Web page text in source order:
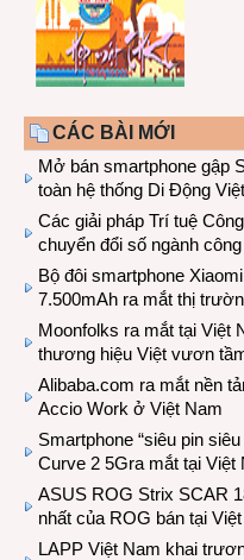
CÁC BÀI MỚI
Mở bán smartphone gập
toàn hệ thống Di Động Việt
Các giải pháp Trí tuệ
chuyển đổi số ngành
Bộ đôi smartphone
7.500mAh ra mắt thị
Moonfolks ra mắt tại Việt
thương hiệu Việt vươn
Alibaba.com ra mắt nền
Accio Work ở Việt Nam
Smartphone “siêu pin
Curve 2 5Gra mắt tại Việt
ASUS ROG Strix SCAR
nhất của ROG bán tại
LAPP Việt Nam khai